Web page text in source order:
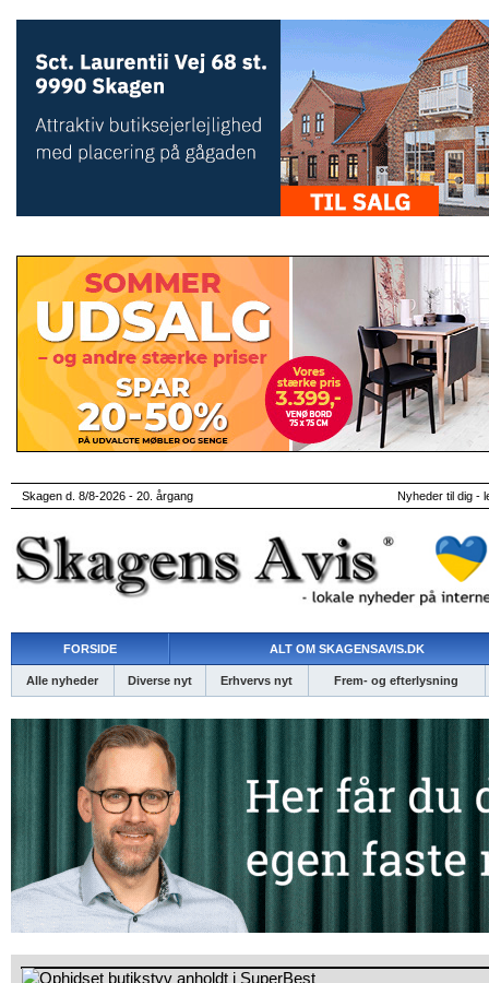
Skagen d. 8/8-2026 - 20. årgang Nyheder til dig -
FORSIDE ALT OM SKAGENSAVIS.DK
Alle nyheder Diverse nyt Erhvervs nyt Frem- og efterlysning